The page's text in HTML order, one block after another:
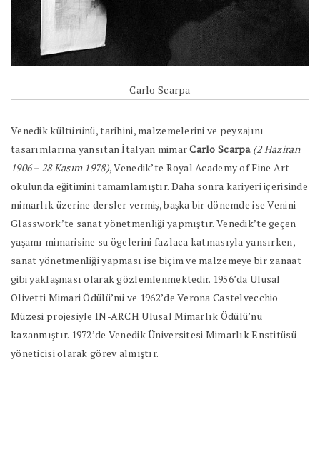
Carlo Scarpa
Venedik kültürünü, tarihini, malzemelerini ve peyzajını
tasarımlarına yansıtan İtalyan mimarCarlo Scarpa (2 Haziran
1906 – 28 Kasım 1978), Venedik’te Royal Academy of Fine Art
okulunda eğitimini tamamlamıştır. Daha sonra kariyeri içerisinde
mimarlık üzerine dersler vermiş, başka bir dönemde ise Venini
Glasswork’te sanat yönetmenliği yapmıştır. Venedik’te geçen
yaşamı mimarisine su ögelerini fazlaca katmasıyla yansırken,
sanat yönetmenliği yapması ise biçim ve malzemeye bir zanaat
gibi yaklaşması olarak gözlemlenmektedir. 1956’da Ulusal
Olivetti Mimari Ödülü’nü ve 1962’de Verona Castelvecchio
Müzesi projesiyle IN-ARCH Ulusal Mimarlık Ödülü’nü
kazanmıştır. 1972’de Venedik Üniversitesi Mimarlık Enstitüsü
yöneticisi olarak görev almıştır.